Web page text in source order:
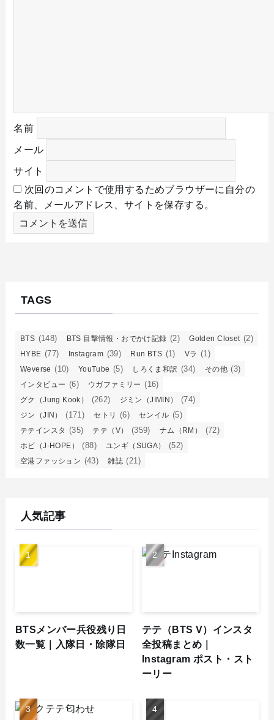
名前
メール
サイト
次回のコメントで使用するためブラウザーに自分の
名前、メールアドレス、サイトを保存する。
TAGS
BTS (148) BTS 目撃情報・おでかけ記録 (2) Golden Closet (2)
HYBE (77) Instagram (39) Run BTS (1) Vラ (1)
Weverse (10) YouTube (5) しろくま和訳 (34) その他 (3)
インタビュー (6) ウガファミリー (16)
グク（Jung Kook） (262) ジミン（JIMIN） (74)
ジン（JIN） (171) セトリ (6) センイル (5)
テテインスタ (35) テテ（V） (359) ナム（RM） (72)
ホビ（J-HOPE） (88) ユンギ（SUGA） (52)
空港ファッション (43) 雑誌 (21)
人気記事
BTSメンバー兵役残り日
数一覧｜入隊日・除隊日
テテ（BTS V）インスタ
全投稿まとめ｜
Instagram ポスト・スト
ーリー